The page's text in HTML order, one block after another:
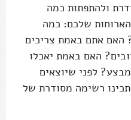
ולהתפתות כמה
שלכם: כמה
האם אתם באמת צריכים
האם באמת יאכלו
לפני שיוצאים
רשימה מסודרת של